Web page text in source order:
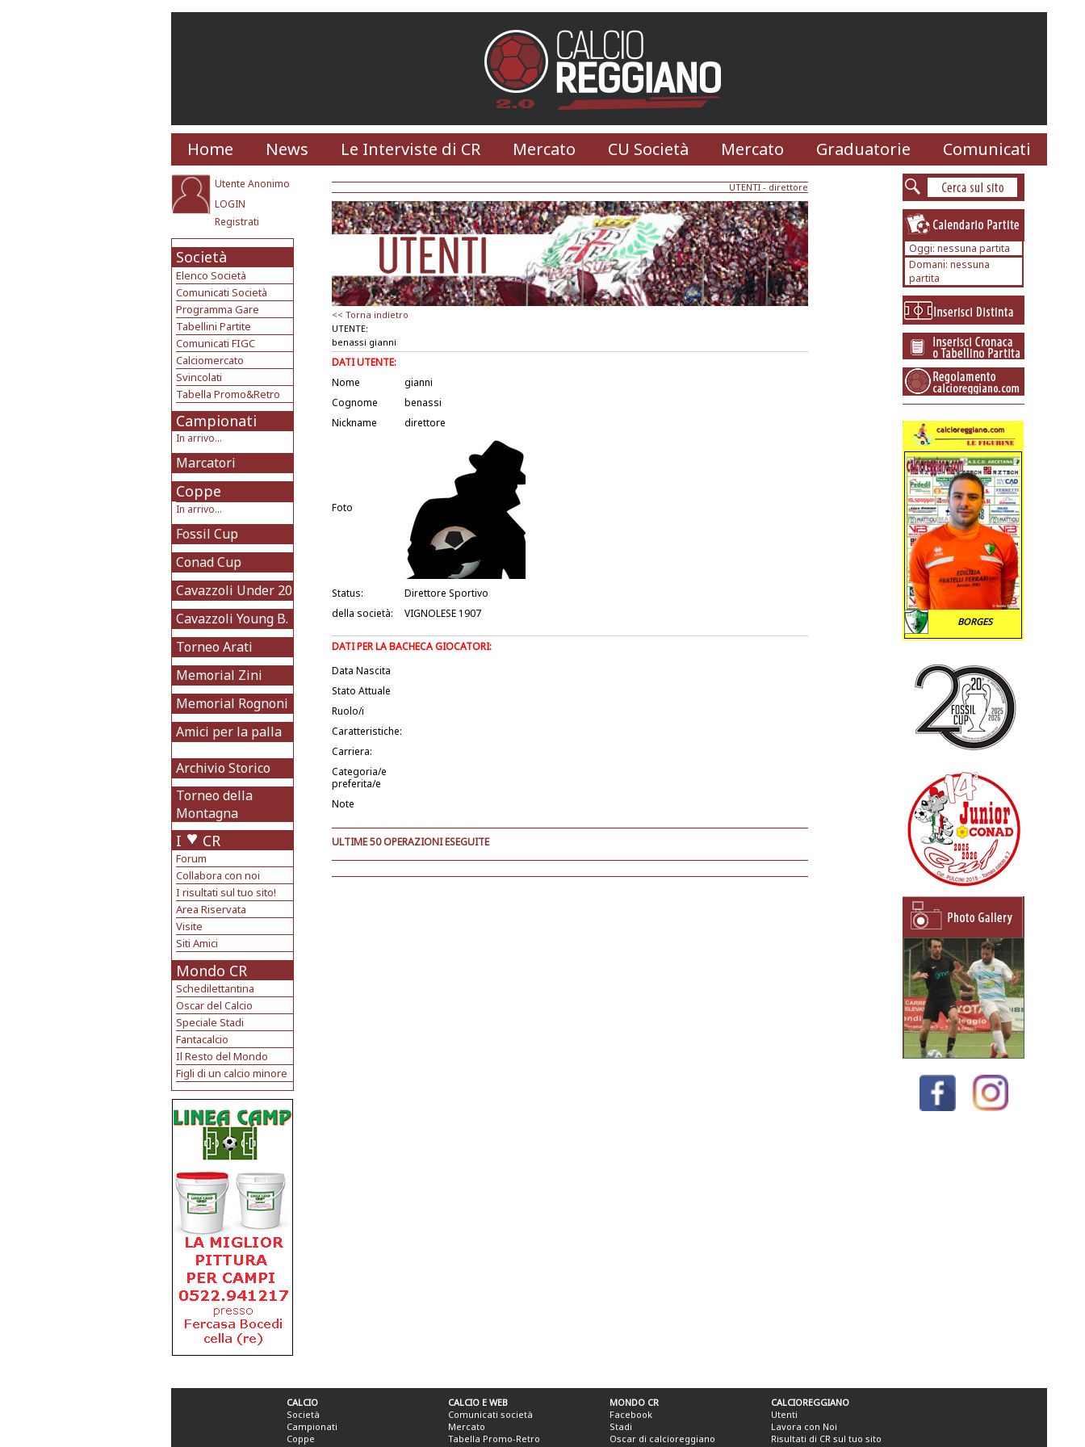
Home News Le Interviste di CR Mercato CU Società Mercato Graduatorie Comunicati
Utente Anonimo
LOGIN
Registrati
Società
Elenco Società
Comunicati Società
Programma Gare
Tabellini Partite
Comunicati FIGC
Calciomercato
Svincolati
Tabella Promo&Retro
Campionati
In arrivo...
Marcatori
Coppe
In arrivo...
Fossil Cup
Conad Cup
Cavazzoli Under 20
Cavazzoli Young B.
Torneo Arati
Memorial Zini
Memorial Rognoni
Amici per la palla
Archivio Storico
Torneo della
Montagna
I CR
Forum
Collabora con noi
I risultati sul tuo sito!
Area Riservata
Visite
Siti Amici
Mondo CR
Schedilettantina
Oscar del Calcio
Speciale Stadi
Fantacalcio
Il Resto del Mondo
Figli di un calcio minore
UTENTI - direttore
<< Torna indietro
UTENTE:
benassi gianni
DATI UTENTE:
Nome
gianni
Cognome
benassi
Nickname
direttore
Foto
Status:
Direttore Sportivo
della società:
VIGNOLESE 1907
DATI PER LA BACHECA GIOCATORI:
Data Nascita
Stato Attuale
Ruolo/i
Caratteristiche:
Carriera:
Categoria/e
preferita/e
Note
ULTIME 50 OPERAZIONI ESEGUITE
Oggi: nessuna partita
Domani: nessuna
partita
BORGES
CALCIO
Società
Campionati
Coppe
CALCIO E WEB
Comunicati società
Mercato
Tabella Promo-Retro
MONDO CR
Facebook
Stadi
Oscar di calcioreggiano
CALCIOREGGIANO
Utenti
Lavora con Noi
Risultati di CR sul tuo sito